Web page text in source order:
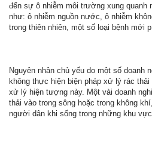
đến sự ô nhiễm môi trường xung quanh
như: ô nhiễm nguồn nước, ô nhiễm
trong thiên nhiên, một số loại bệnh mới
Nguyên nhân chủ yếu do một số doanh
không thực hiện biện pháp xử lý rác
xử lý hiện tượng này. Một vài doanh
thải vào trong sông hoặc trong không
người dân khi sống trong những khu vực